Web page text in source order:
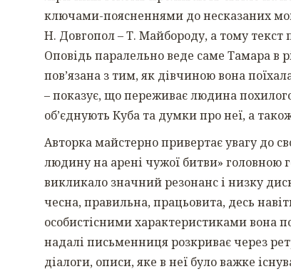
ключами-поясненнями до несказаних
Н. Довгопол – Т. Майбороду, а тому текст
Оповідь паралельно веде саме Тамара в
пов’язана з тим, як дівчиною вона
– показує, що переживає людина похилого
об’єднують Куба та думки про неї, а
Авторка майстерно привертає увагу до
людину на арені чужої битви» головною
викликало значний резонанс і низку
чесна, правильна, працьовита, десь
особистісними характеристиками вона
надалі письменниця розкриває через
діалоги, описи, яке в неї було важке